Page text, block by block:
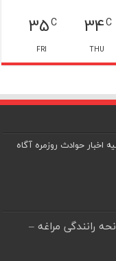
34C
THU
35C
FRI
اخبار حوادث روزمره آگاه
رانندگی مراغه –